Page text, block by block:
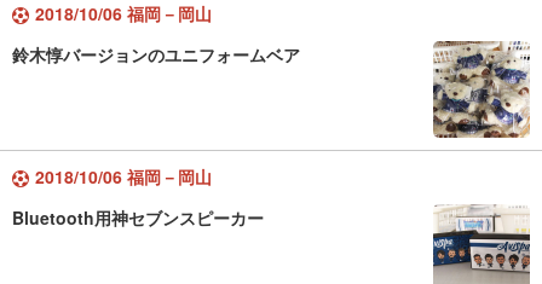
2018/10/06 福岡－岡山
鈴木惇バージョンのユニフォームベア
2018/10/06 福岡－岡山
Bluetooth用神セブンスピーカー